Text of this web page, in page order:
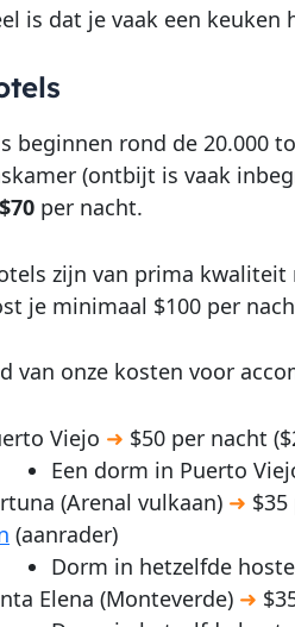
is dat je vaak een
beginnen rond de 20.000
(ontbijt is vaak
$70 per nacht.
zijn van prima
je minimaal $100 per
van onze kosten voor
Viejo ➜ $50 per nacht
Een dorm in Puerto
(Arenal vulkaan) ➜
(aanrader)
Dorm in hetzelfde
Elena (Monteverde) ➜